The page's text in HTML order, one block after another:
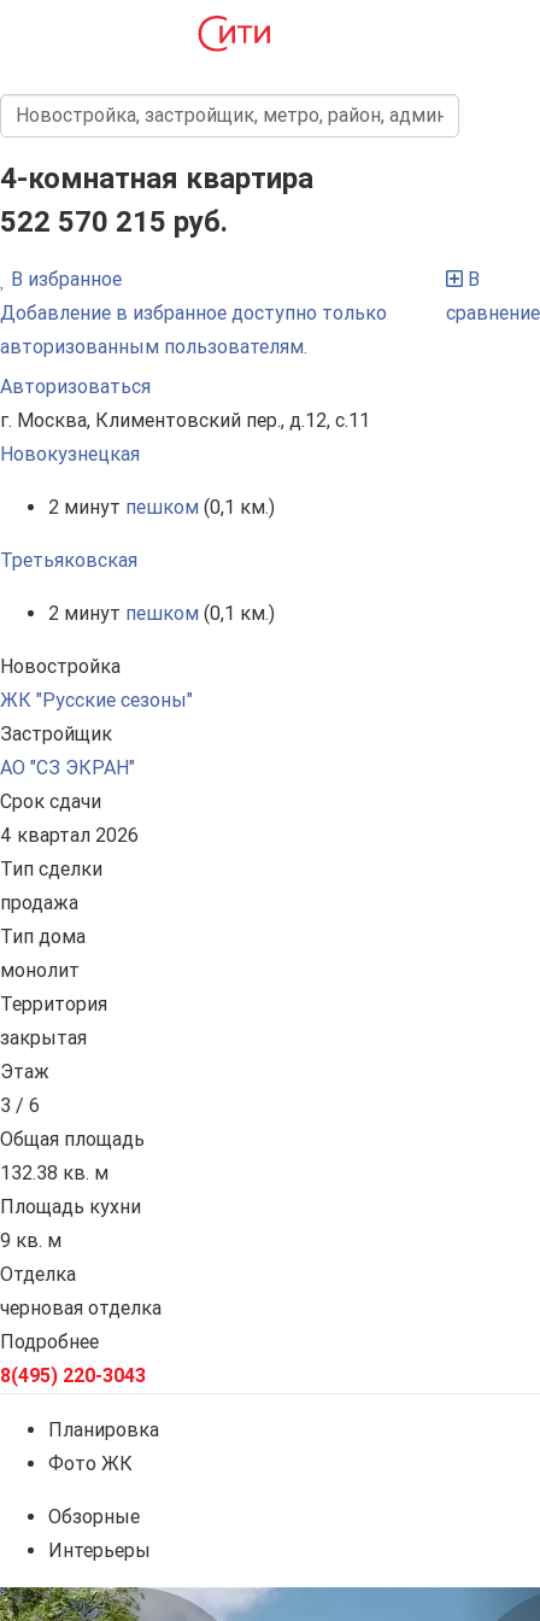
4-комнатная квартира
522 570 215 руб.
В избранное
Добавление в избранное доступно только
авторизованным пользователям.
Авторизоваться
В
сравнение
г. Москва, Климентовский пер., д.12, с.11
Новокузнецкая
2 минут пешком (0,1 км.)
Третьяковская
2 минут пешком (0,1 км.)
Новостройка
ЖК "Русские сезоны"
Застройщик
АО "СЗ ЭКРАН"
Срок сдачи
4 квартал 2026
Тип сделки
продажа
Тип дома
монолит
Территория
закрытая
Этаж
3 / 6
Общая площадь
132.38 кв. м
Площадь кухни
9 кв. м
Отделка
черновая отделка
Подробнее
8(495) 220-3043
Планировка
Фото ЖК
Обзорные
Интерьеры